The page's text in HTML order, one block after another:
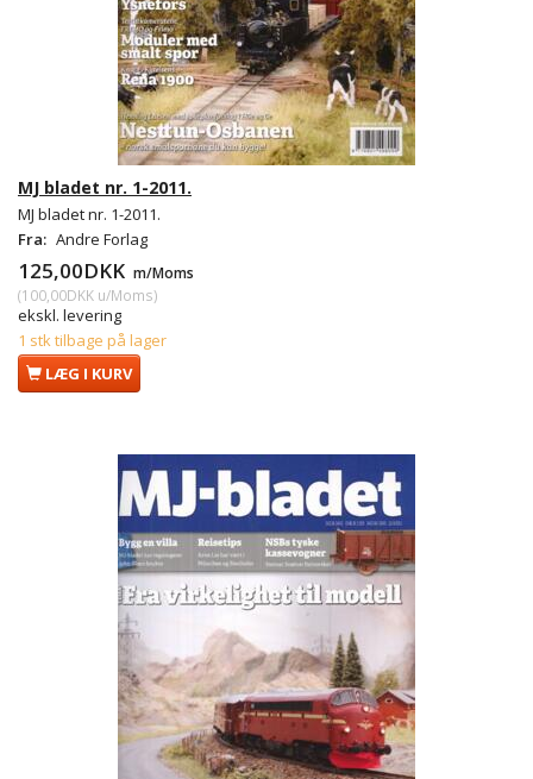
MJ bladet nr. 1-2011.
MJ bladet nr. 1-2011.
Fra: Andre Forlag
125,00DKK m/Moms
(100,00DKK u/Moms)
ekskl. levering
1 stk tilbage på lager
LÆG I KURV